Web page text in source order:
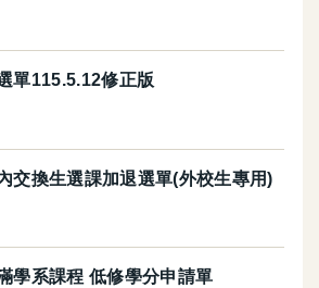
單115.5.12修正版
交換生選課加退選單(外校生專用)
學系課程 低修學分申請單